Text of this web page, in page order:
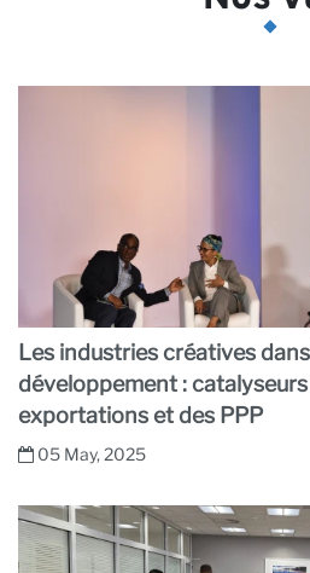
Les industries créatives
développement :
exportations et des PPP
05 May, 2025